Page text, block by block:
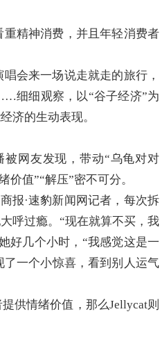
精神消费，并且年轻消费者
会来一场说走就走的旅行，
细细观察，以“谷子经济”为
济的生动表现。
网友发现，带动“乌龟对对
值”“解压”密不可分。
报·速豹新闻网记者，每次拆
呼过瘾。“现在就算不买，我
好几个小时，“我感觉这是一
一个小惊喜，看到别人运气
供情绪价值，那么Jellycat则